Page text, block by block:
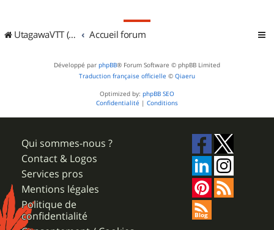
UtagawaVTT (Randos VTT et VTTAE avec traces GPS) Accueil forum
Développé par phpBB® Forum Software © phpBB Limited
Traduction française officielle © Qiaeru
Optimized by: phpBB SEO
Confidentialité | Conditions
Qui sommes-nous ?
Contact & Logos
Services pros
Mentions légales
Politique de
confidentialité